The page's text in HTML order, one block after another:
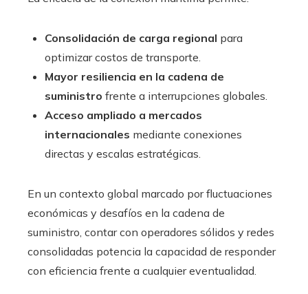
Consolidación de carga regional para
optimizar costos de transporte.
Mayor resiliencia en la cadena de
suministro frente a interrupciones globales.
Acceso ampliado a mercados
internacionales mediante conexiones
directas y escalas estratégicas.
En un contexto global marcado por fluctuaciones
económicas y desafíos en la cadena de
suministro, contar con operadores sólidos y redes
consolidadas potencia la capacidad de responder
con eficiencia frente a cualquier eventualidad.